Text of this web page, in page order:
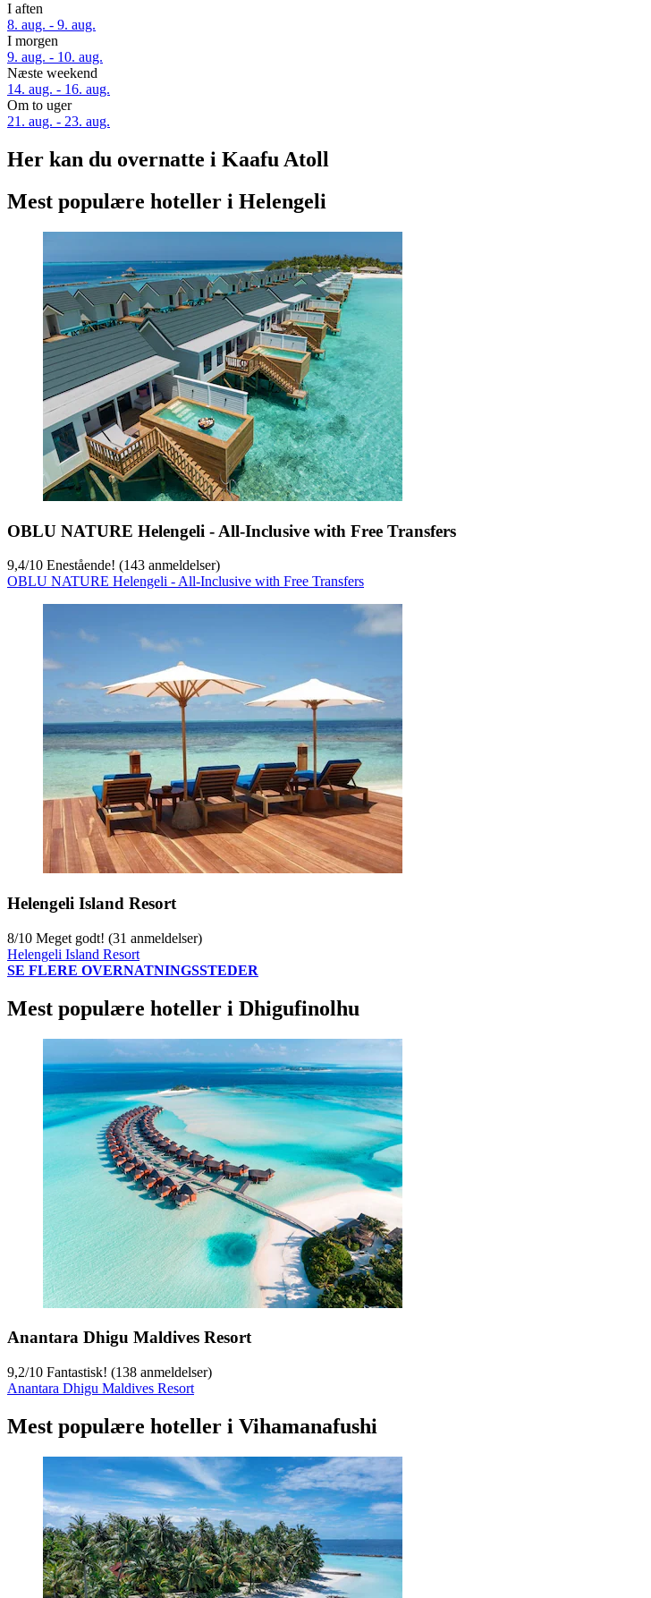
I aften
8. aug. - 9. aug.
I morgen
9. aug. - 10. aug.
Næste weekend
14. aug. - 16. aug.
Om to uger
21. aug. - 23. aug.
Her kan du overnatte i Kaafu Atoll
Mest populære hoteller i Helengeli
OBLU NATURE Helengeli - All-Inclusive with Free Transfers
9,4/10 Enestående! (143 anmeldelser)
OBLU NATURE Helengeli - All-Inclusive with Free Transfers
Helengeli Island Resort
8/10 Meget godt! (31 anmeldelser)
Helengeli Island Resort
SE FLERE OVERNATNINGSSTEDER
Mest populære hoteller i Dhigufinolhu
Anantara Dhigu Maldives Resort
9,2/10 Fantastisk! (138 anmeldelser)
Anantara Dhigu Maldives Resort
Mest populære hoteller i Vihamanafushi